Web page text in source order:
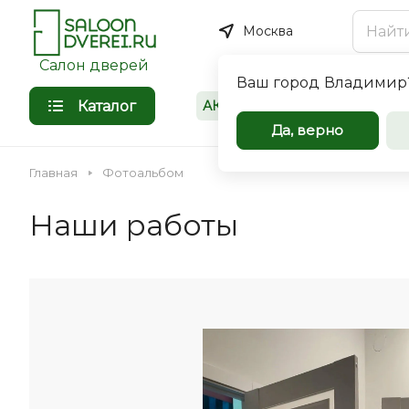
Салон дверей
Москва
Ваш город
Да, верно
Каталог АКЦИИ
Главная Фотоальбом
Наши работы